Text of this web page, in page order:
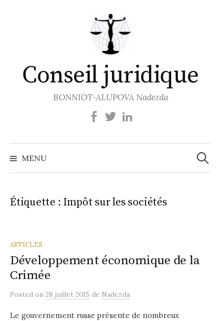
Conseil juridique
BONNIOT-ALUPOVA Nadezda
MENU
Étiquette : Impôt sur les sociétés
ARTICLES
Développement économique de la
Crimée
Posted on 28 juillet 2015 de Nadezda
Le gouvernement russe présente de nombreux